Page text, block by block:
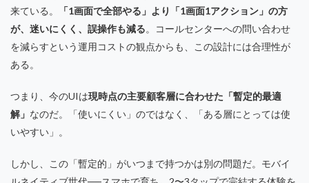
来ている。
「1画面で全部やる」より「1画面1アクション」の方
が、迷いにくく、誤操作も減る。コールセンターへの問い合わせ
を減らすという運用コストの観点からも、この設計には合理性が
ある。
つまり、今のUIは現時点の主要顧客層に合わせた「暫定的最適
解」 なのだ。「使いにくい」のではなく、「ある層にとっては使
いやすい」。
しかし、この「暫定的」がいつまで持つかは別の問題だ。モバイ